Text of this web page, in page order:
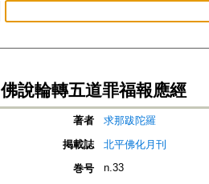
佛說輪轉五道罪福報應經
著者
求那跋陀羅
掲載誌
北平佛化月刊
巻号
n.33